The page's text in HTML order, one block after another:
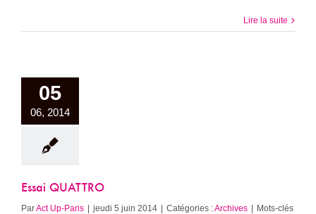
Lire la suite
05
06, 2014
Essai QUATTRO
ParAct Up-Paris | jeudi 5 juin 2014 | Catégories :Archives | Mots-clés